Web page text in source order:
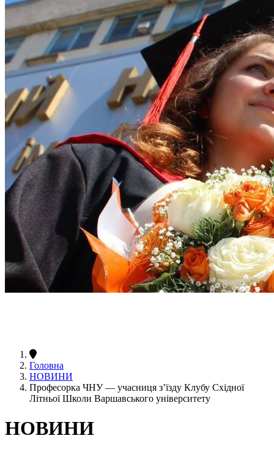
Головна
НОВИНИ
Професорка ЧНУ — учасниця зʼїзду Клубу Східної
Літньої Школи Варшавського університету
НОВИНИ